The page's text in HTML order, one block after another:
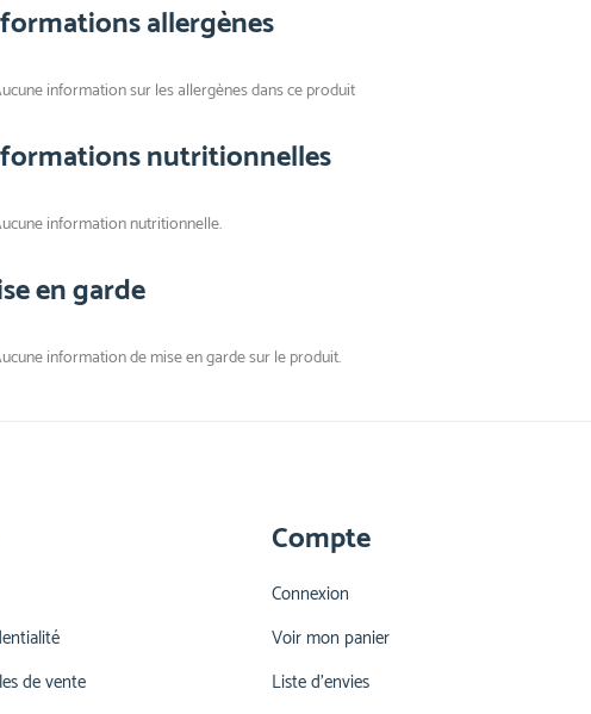
allergènes
information sur les allergènes dans ce produit
nutritionnelles
information nutritionnelle.
en garde
information de mise en garde sur le produit.
de vente
Compte
Connexion
Voir mon panier
Liste d'envies